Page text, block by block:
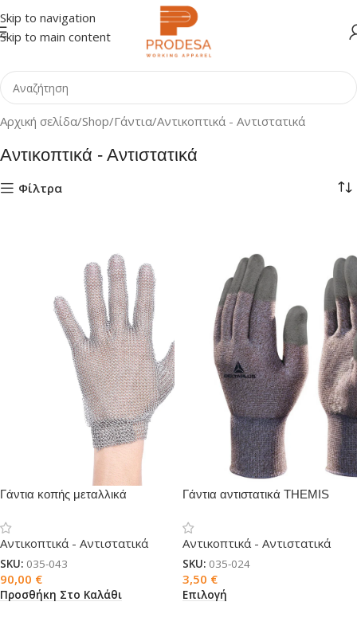
Skip to navigation
Skip to main content
Αρχική σελίδα Shop Γάντια Αντικοπτικά - Αντιστατικά
Αντικοπτικά - Αντιστατικά
Φίλτρα
Γάντια κοπής μεταλλικά
Αντικοπτικά - Αντιστατικά
SKU: 035-043
90,00 €
Προσθήκη Στο Καλάθι
Γάντια αντιστατικά THEMIS
Αντικοπτικά - Αντιστατικά
SKU: 035-024
3,50 €
Επιλογή